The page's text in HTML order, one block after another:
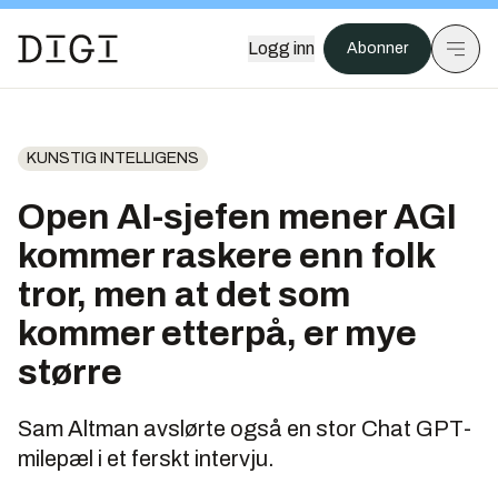
Logg inn Abonner
KUNSTIG INTELLIGENS
Open AI-sjefen mener AGI
kommer raskere enn folk
tror, men at det som
kommer etterpå, er mye
større
Sam Altman avslørte også en stor Chat GPT-
milepæl i et ferskt intervju.